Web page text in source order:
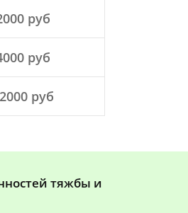
руб
руб
руб
тяжбы и